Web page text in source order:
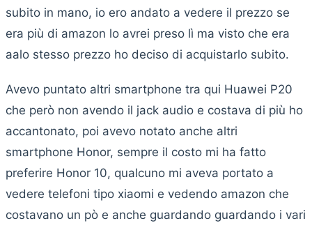
subito in mano, io ero andato a vedere il prezzo se
era più di amazon lo avrei preso lì ma visto che era
aalo stesso prezzo ho deciso di acquistarlo subito.
Avevo puntato altri smartphone tra qui Huawei P20
che però non avendo il jack audio e costava di più ho
accantonato, poi avevo notato anche altri
smartphone Honor, sempre il costo mi ha fatto
preferire Honor 10, qualcuno mi aveva portato a
vedere telefoni tipo xiaomi e vedendo amazon che
costavano un pò e anche guardando guardando i vari